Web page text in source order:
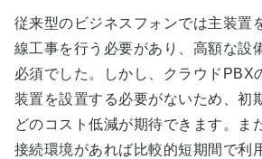
従来型のビジネスフォンでは主装置
線工事を行う必要があり、高額な設
必須でした。しかし、クラウドPBX
装置を設置する必要がないため、初
どのコスト低減が期待できます。ま
接続環境があれば比較的短期間で利